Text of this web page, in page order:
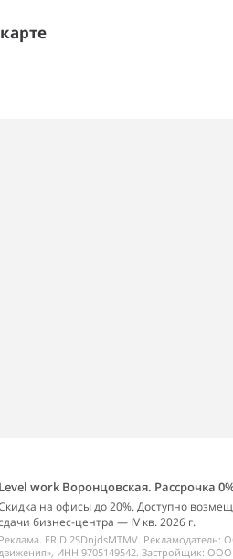
work Воронцовская. Рассрочка
на офисы до 20%. Доступно
бизнес-центра — IV кв. 2026 г.
ERID 2SDnjdsMTMV. Рекламодатель:
ИНН 9705149542. Застройщик: ООО